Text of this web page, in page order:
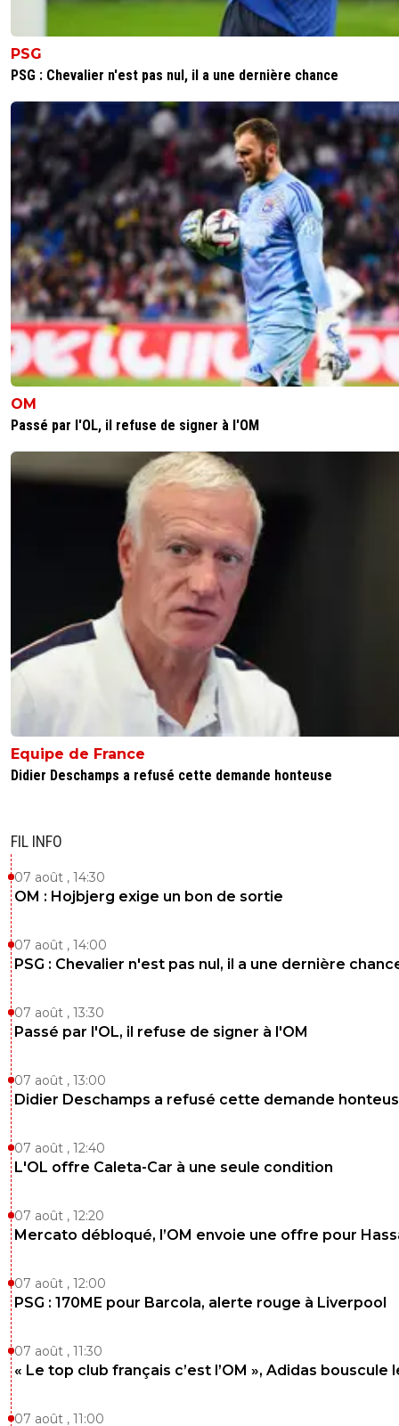
PSG
PSG : Chevalier n'est pas nul, il a une dernière chance
OM
Passé par l'OL, il refuse de signer à l'OM
Equipe de France
Didier Deschamps a refusé cette demande honteuse
FIL INFO
07 août , 14:30
OM : Hojbjerg exige un bon de sortie
07 août , 14:00
PSG : Chevalier n'est pas nul, il a une dernière
07 août , 13:30
Passé par l'OL, il refuse de signer à l'OM
07 août , 13:00
Didier Deschamps a refusé cette demande
07 août , 12:40
L'OL offre Caleta-Car à une seule condition
07 août , 12:20
Mercato débloqué, l’OM envoie une offre pour
07 août , 12:00
PSG : 170ME pour Barcola, alerte rouge à Liverpool
07 août , 11:30
« Le top club français c’est l’OM », Adidas bouscule
07 août , 11:00